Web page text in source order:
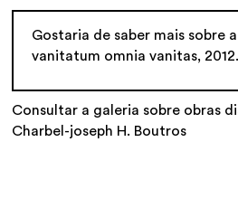
Consultar a galeria sobre obras
Charbel-joseph H. Boutros